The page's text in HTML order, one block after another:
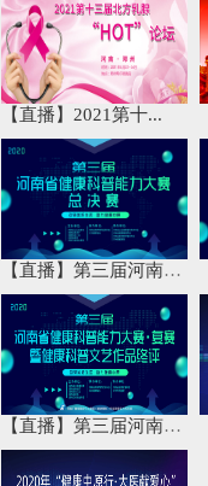
【直播】2021第十...
【直播】第三届河南省...
【直播】第三届河南省...